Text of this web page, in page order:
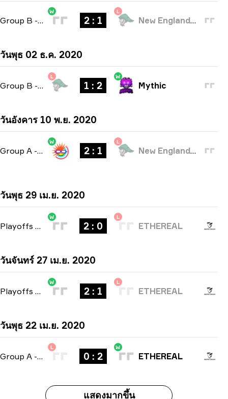
Group B - bo3
W
2 : 1
L
New England Whalers
วันพุธ 02 ธ.ค. 2020
Group B - bo3
L
1 : 2
W
Mythic
วันอังคาร 10 พ.ย. 2020
Group A - bo3
W
2 : 1
L
New England Whalers
วันพุธ 29 เม.ย. 2020
Playoffs bo3
W
2 : 0
L
ETHEREAL
วันจันทร์ 27 เม.ย. 2020
Playoffs bo3
W
2 : 1
L
ETHEREAL
วันพุธ 22 เม.ย. 2020
Group A - bo3
L
0 : 2
W
ETHEREAL
แสดงมากขึ้น